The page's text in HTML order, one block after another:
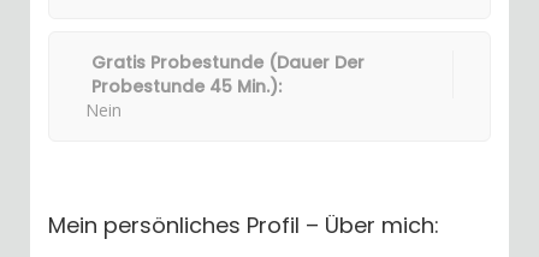
Gratis Probestunde (Dauer Der
Probestunde 45 Min.):
Nein
Mein persönliches Profil – Über mich: